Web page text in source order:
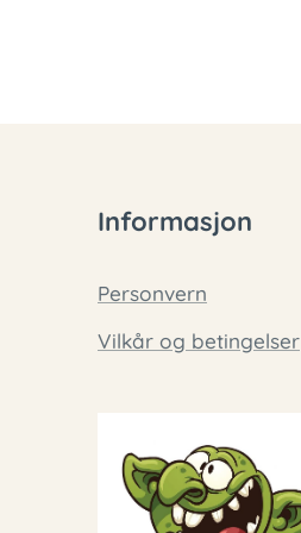
Informasjon
Personvern
Vilkår og betingelser